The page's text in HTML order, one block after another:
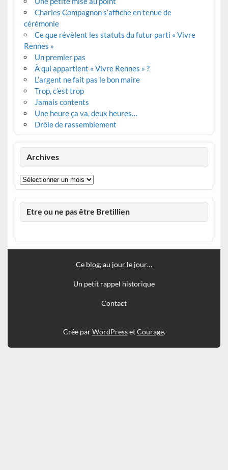
Charles Compagnon s’affiche en tenue de
cérémonie
Ce que révèlent les statuts du futur parti « Vivre
Rennes »
Un premier pas
À qui appartient « Vivre Rennes » ?
L’argent ne fait pas le bon maire
Trop, c’est trop
Jamais contents
Une heure ça va, deux heures…
Drôle de rassemblement
Archives
Archives
Etre ou ne pas être Bretillien
Ce blog, au jour le jour…
Un petit rappel historique
Contact
Crée parWordPressetCourage.